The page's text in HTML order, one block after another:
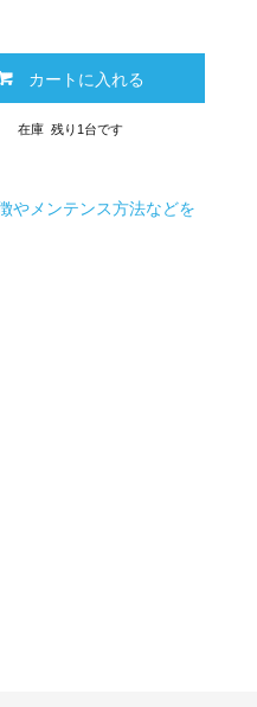
カートに入れる
在庫 残り1台です
やメンテンス方法などを